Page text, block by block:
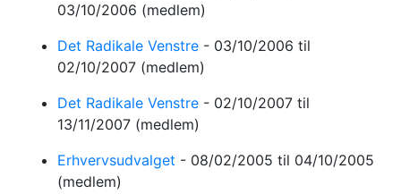
03/10/2006 (medlem)
Det Radikale Venstre - 03/10/2006 til
02/10/2007 (medlem)
Det Radikale Venstre - 02/10/2007 til
13/11/2007 (medlem)
Erhvervsudvalget - 08/02/2005 til 04/10/2005
(medlem)